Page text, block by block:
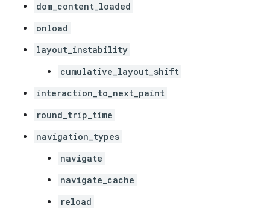
dom_content_loaded
onload
layout_instability
cumulative_layout_shift
interaction_to_next_paint
round_trip_time
navigation_types
navigate
navigate_cache
reload